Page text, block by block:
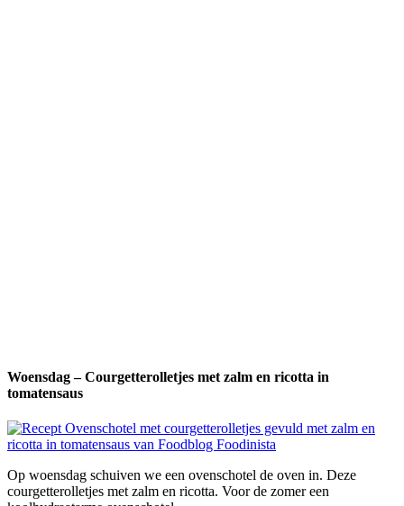
Woensdag – Courgetterolletjes met zalm en ricotta in
tomatensaus
Op woensdag schuiven we een ovenschotel de oven in. Deze
courgetterolletjes met zalm en ricotta. Voor de zomer een